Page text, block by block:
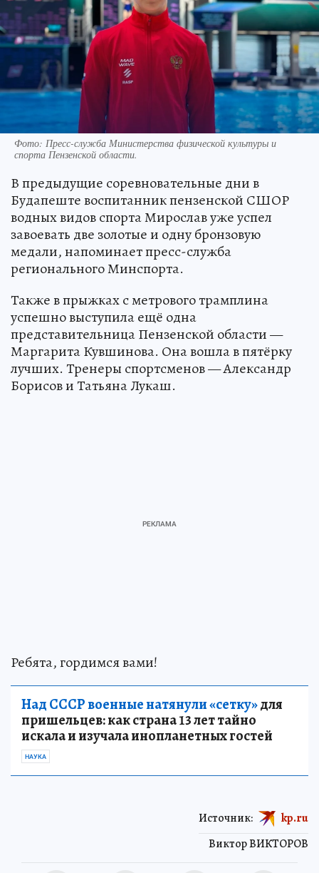
Фото: Пресс-служба Министерства физической культуры и
спорта Пензенской области.
В предыдущие соревновательные дни в
Будапеште воспитанник пензенской СШОР
водных видов спорта Мирослав уже успел
завоевать две золотые и одну бронзовую
медали, напоминает пресс-служба
регионального Минспорта.
Также в прыжках с метрового трамплина
успешно выступила ещё одна
представительница Пензенской области —
Маргарита Кувшинова. Она вошла в пятёрку
лучших. Тренеры спортсменов — Александр
Борисов и Татьяна Лукаш.
Ребята, гордимся вами!
Над СССР военные натянули «сетку»для
пришельцев: как страна 13 лет тайно
искала и изучала инопланетных гостей
НАУКА
Виктор ВИКТОРОВ
Источник: kp.ru